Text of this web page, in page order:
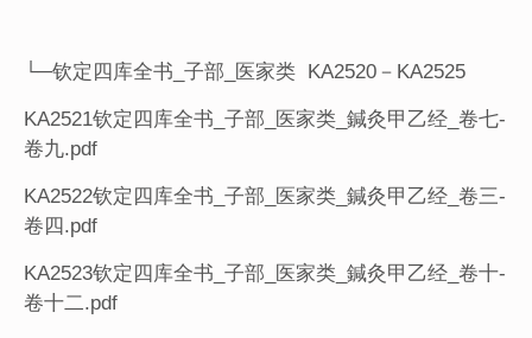
└─钦定四库全书_子部_医家类 KA2520－KA2525
KA2521钦定四库全书_子部_医家类_鍼灸甲乙经_卷七-
卷九.pdf
KA2522钦定四库全书_子部_医家类_鍼灸甲乙经_卷三-
卷四.pdf
KA2523钦定四库全书_子部_医家类_鍼灸甲乙经_卷十-
卷十二.pdf